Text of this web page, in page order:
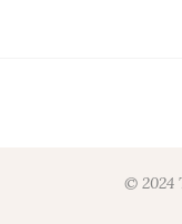
© 2024